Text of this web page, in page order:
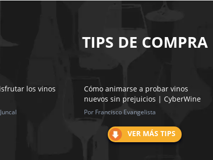
TIPS DE COMPRA
los vinos
Cómo animarse a probar vinos
nuevos sin prejuicios | CyberWine
Por Francisco Evangelista
VER MÁS TIPS